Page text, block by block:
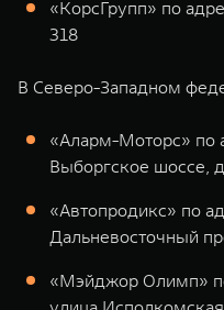
«КорсГрупп» по
318
В Северо-Западном
«Аларм-Моторс» по
Выборгское шоссе,
«Автопродикс» по
Дальневосточный
«Мэйджор Олимп»